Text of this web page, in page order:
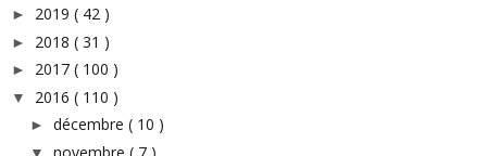
► 2019 ( 42 )
► 2018 ( 31 )
► 2017 ( 100 )
▼ 2016 ( 110 )
► décembre ( 10 )